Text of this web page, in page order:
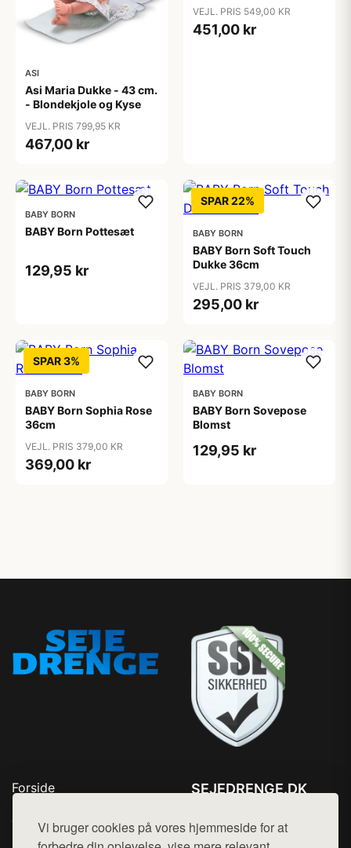
Vi bruger cookies på vores hjemmeside for at
ASI
Asi Maria Dukke - 43 cm.
- Blondekjole og Kyse
VEJL. PRIS 799,95 KR
467,00 kr
VEJL. PRIS 549,00 KR
451,00 kr
BABY BORN
BABY Born Pottesæt
129,95 kr
SPAR 22%
BABY BORN
BABY Born Soft Touch
Dukke 36cm
VEJL. PRIS 379,00 KR
295,00 kr
SPAR 3%
BABY BORN
BABY Born Sophia Rose
36cm
VEJL. PRIS 379,00 KR
369,00 kr
BABY BORN
BABY Born Sovepose
Blomst
129,95 kr
Forside
Top Rabatter
Kontakt
SEJEDRENGE.DK
Mail: hej@want.dk